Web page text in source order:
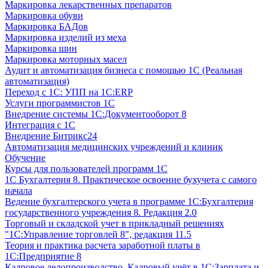
Маркировка лекарственных препаратов
Маркировка обуви
Маркировка БАДов
Маркировка изделий из меха
Маркировка шин
Маркировка моторных масел
Аудит и автоматизация бизнеса с помощью 1С (Реальная
автоматизация)
Переход с 1С: УПП на 1С:ERP
Услуги программистов 1С
Внедрение системы 1С:Документооборот 8
Интеграция с 1С
Внедрение Битрикс24
Автоматизация медицинских учреждений и клиник
Обучение
Курсы для пользователей программ 1С
1С Бухгалтерия 8. Практическое освоение бухучета с самого
начала
Ведение бухгалтерского учета в программе 1С:Бухгалтерия
государственного учреждения 8. Редакция 2.0
Торговый и складской учет в прикладный решениях
"1С:Управление торговлей 8", редакция 11.5
Теория и практика расчета заработной платы в
1С:Предприятие 8